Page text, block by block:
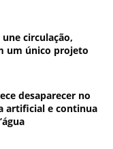
circulação,
um único projeto
desaparecer no
artificial e continua